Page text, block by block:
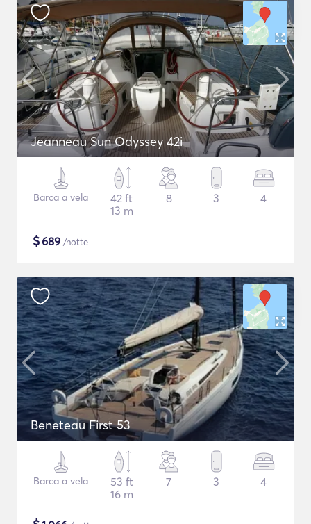
Jeanneau Sun Odyssey 42i
Barca a vela
42 ft
13 m
8 3 4
$689 /notte
Beneteau First 53
Barca a vela
53 ft
16 m
7 3 4